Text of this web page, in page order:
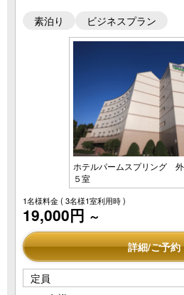
素泊り ビジネスプラン
ホテルパームスプリング
５室
1名様料金( 3名様1室利用時 )
19,000円 ～
詳細/ご予約
定員